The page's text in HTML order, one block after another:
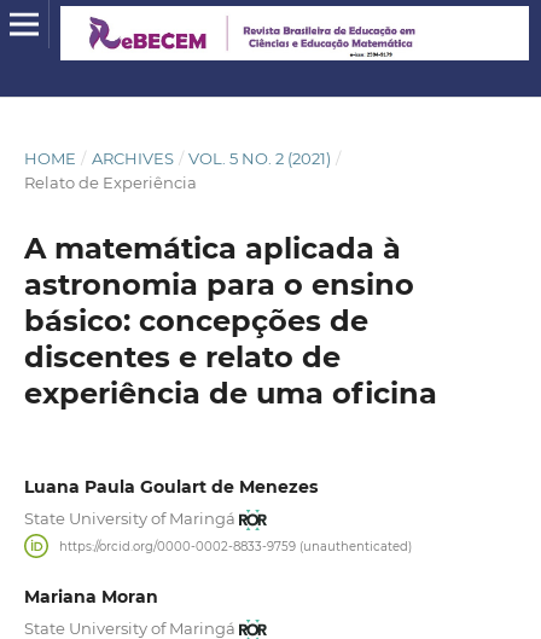
HOME / ARCHIVES / VOL. 5 NO. 2 (2021) /
Relato de Experiência
A matemática aplicada à
astronomia para o ensino
básico: concepções de
discentes e relato de
experiência de uma oficina
Luana Paula Goulart de Menezes
State University of Maringá
https://orcid.org/0000-0002-8833-9759 (unauthenticated)
Mariana Moran
State University of Maringá